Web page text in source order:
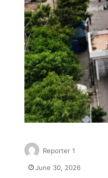
Reporter 1
June 30, 2026